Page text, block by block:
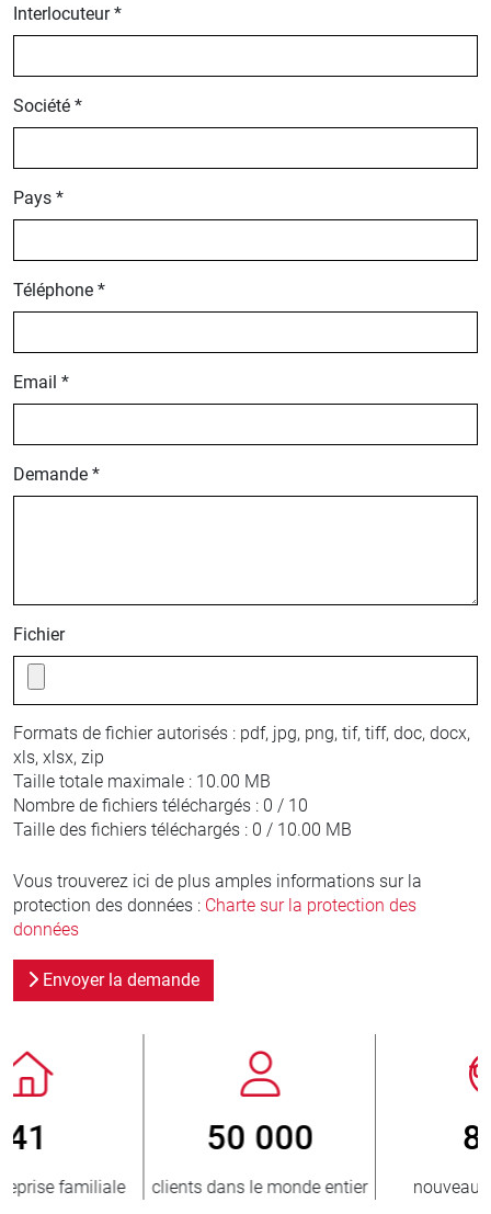
Interlocuteur *
Société *
Pays *
Téléphone *
Email *
Demande *
Fichier
Formats de fichier autorisés : pdf, jpg, png, tif, tiff, doc, docx,
xls, xlsx, zip
Taille totale maximale : 10.00 MB
Nombre de fichiers téléchargés : 0 / 10
Taille des fichiers téléchargés : 0 / 10.00 MB
Vous trouverez ici de plus amples informations sur la
protection des données : Charte sur la protection des
données
Envoyer la demande
nouveaux clients/an
> 3 500 000
unités vendues